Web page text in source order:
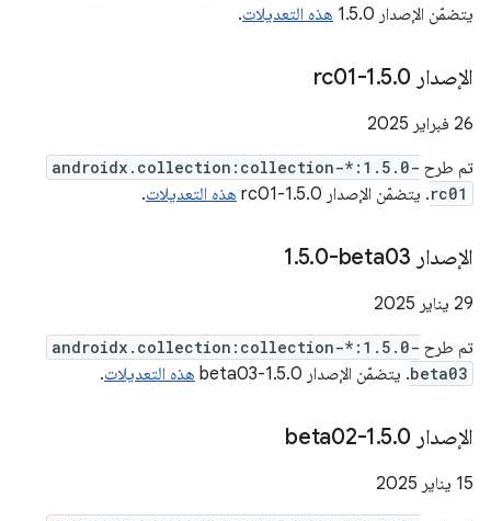
يتضمّن الإصدار 1.5.0
هذه التعديلات.
الإصدار 1 .5.0-rc01
‫26 فبراير 2025
تم طرح androidx.collection:collection-*:1.5.0-
rc01. يتضمّن الإصدار 1.5.0-rc01 هذه التعديلات.
الإصدار ‎1 .5.0-beta03
‫29 يناير 2025
تم طرح androidx.collection:collection-*:1.5.0-
beta03. يتضمّن الإصدار 1.5.0-beta03 هذه التعديلات.
الإصدار 1 .5.0-beta02
‫15 يناير 2025